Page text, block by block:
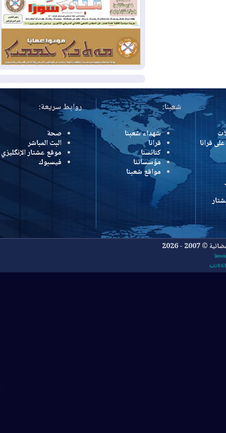
2026-08-01
تقرير: الولايات المتحدة تسحب
منظومة باتريوت الدفاعية من أربيل
2026-08-01
النفط: اتفاقية ثلاثية لاستئناف
التصدير عبر جيهان بطاقة 750 ألف برميل
يومياً
المزيد
شعبنا:
شهداء شعبنا
قرانا
كنائسنا
مؤسساتنا
مواقع شعبنا
روابط سريعة:
صحة
البث المباشر
موقع عشتار الإنگليزي
فيسبوك
2026